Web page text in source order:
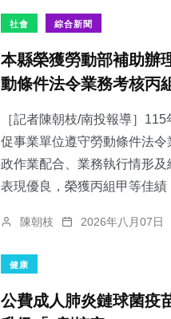
社會 綜合新聞
本縣榮獲勞動部補助辦
動條件法令業務考核丙
［記者陳朝枝/南投報導］
促事業單位遵守勞動條件法
政作業配合、業務執行情形
表現優良，榮獲丙組甲等佳
陳朝枝 2026年八月07日
健康
公費成人肺炎鏈球菌疫